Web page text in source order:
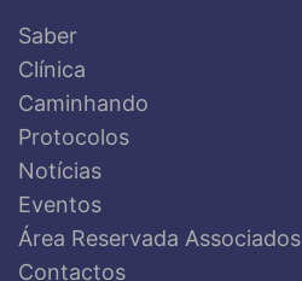
Saber
Clínica
Caminhando
Protocolos
Notícias
Eventos
Área Reservada Associados
Contactos